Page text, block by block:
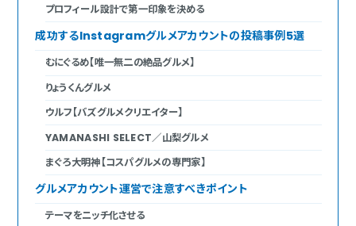
プロフィール設計で第一印象を決める
成功するInstagramグルメアカウントの投稿事例5選
むにぐるめ【唯一無二の絶品グルメ】
りょうくんグルメ
ウルフ【バズグルメクリエイター】
YAMANASHI SELECT／山梨グルメ
まぐろ大明神【コスパグルメの専門家】
グルメアカウント運営で注意すべきポイント
テーマをニッチ化させる